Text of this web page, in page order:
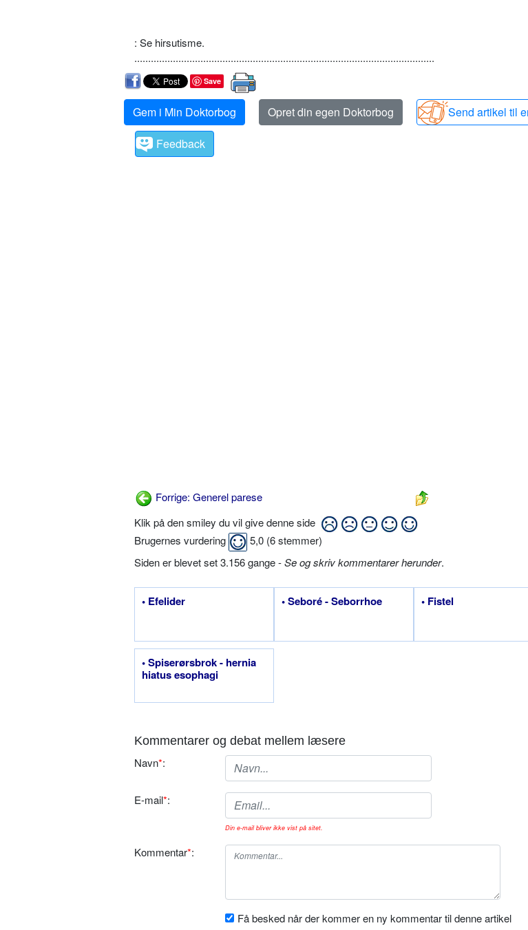
: Se hirsutisme.
.............................................................................................................
Save
Gem i Min Doktorbog Opret din egen Doktorbog
Send artikel til
Feedback
Forrige: Generel parese
Klik på den smiley du vil give denne side
Brugernes vurdering
5,0 (6stemmer)
Siden er blevet set 3.156 gange -Se og skriv kommentarer herunder.
• Efelider • Seboré - Seborrhoe • Fistel
• Spiserørsbrok - hernia
hiatus esophagi
Kommentarer og debat mellem læsere
Navn*:
E-mail*:
Din e-mail bliver ikke vist på sitet.
Kommentar*:
Få besked når der kommer en ny kommentar til denne artikel